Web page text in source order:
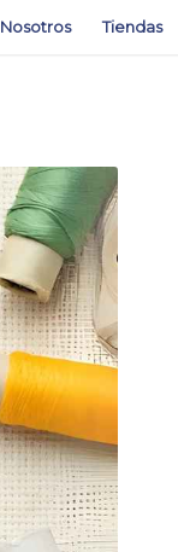
Nosotros Tiendas